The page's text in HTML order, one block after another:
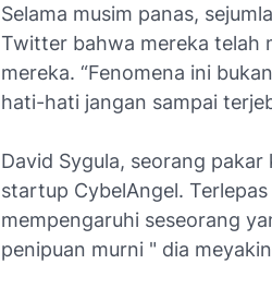
Selama musim panas,
Twitter bahwa mereka telah
mereka. “Fenomena ini
hati-hati jangan sampai
David Sygula, seorang
startup CybelAngel.
mempengaruhi seseorang
penipuan murni " dia